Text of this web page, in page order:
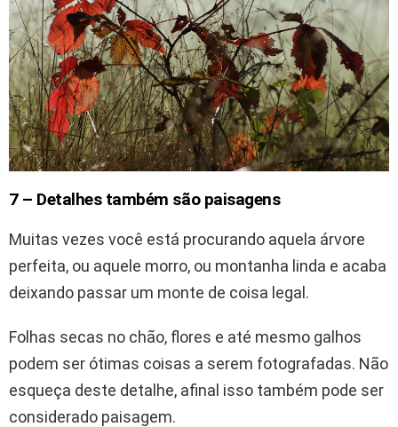
7 – Detalhes também são paisagens
Muitas vezes você está procurando aquela árvore
perfeita, ou aquele morro, ou montanha linda e acaba
deixando passar um monte de coisa legal.
Folhas secas no chão, flores e até mesmo galhos
podem ser ótimas coisas a serem fotografadas. Não
esqueça deste detalhe, afinal isso também pode ser
considerado paisagem.